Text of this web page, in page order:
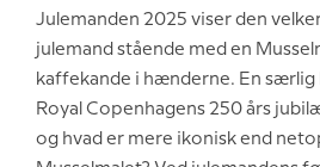
Julemanden 2025 viser den
julemand stående med en
kaffekande i hænderne. En særlig
Royal Copenhagens 250 års
og hvad er mere ikonisk end